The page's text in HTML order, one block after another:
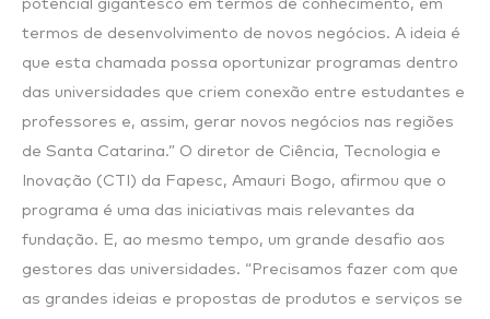
potencial gigantesco em termos de conhecimento, em
termos de desenvolvimento de novos negócios. A ideia é
que esta chamada possa oportunizar programas dentro
das universidades que criem conexão entre estudantes e
professores e, assim, gerar novos negócios nas regiões
de Santa Catarina.” O diretor de Ciência, Tecnologia e
Inovação (CTI) da Fapesc, Amauri Bogo, afirmou que o
programa é uma das iniciativas mais relevantes da
fundação. E, ao mesmo tempo, um grande desafio aos
gestores das universidades. “Precisamos fazer com que
as grandes ideias e propostas de produtos e serviços se